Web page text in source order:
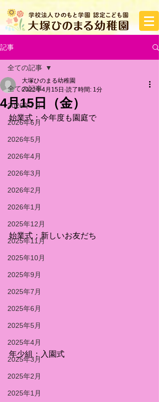
記事
全ての記事
2026年7月
2026年6月
2026年5月
2026年4月
2026年3月
2026年2月
2026年1月
2025年12月
2025年11月
2025年10月
2025年9月
2025年7月
2025年6月
2025年5月
2025年4月
2025年3月
2025年2月
2025年1月
全ての記事
4月15日（金）
大塚ひのまる幼稚園
2022年4月15日 読了時間: 1分
始業式：今年度も園庭で
始業式：新しいお友だち
年少組：入園式